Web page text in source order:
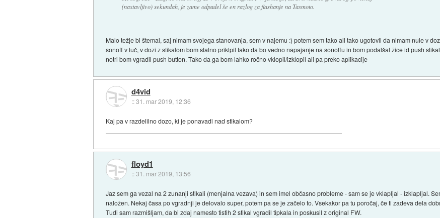
(nastavljivo) sekundah, je zame odpadel še en razlog za flashanje na Tasmoto.
Malo težje bi štemal, saj nimam svojega stanovanja, sem v najemu :) potem sem tako ali tako ugotovil da nimam nule v
sonoff v luč, v dozi z stikalom bom stalno priklpil tako da bo vedno napajanje na sonoffu in bom podalšal žice id push
notri bom vgradil push button. Tako da ga bom lahko ročno vklopil/izklopil ali pa preko aplikacije
d4vid
::31. mar 2019, 12:36
Kaj pa v razdelilno dozo, ki je ponavadi nad stikalom?
floyd1
::31. mar 2019, 13:56
Jaz sem ga vezal na 2 zunanji stikali (menjalna vezava) in sem imel občasno probleme - sam se je vklapljal - izklapljal.
naložen. Nekaj časa po vgradnji je delovalo super, potem pa se je začelo to. Vsekakor pa tu poročaj, če ti zadeva dela
Tudi sam razmišljam, da bi zdaj namesto tistih 2 stikal vgradil tipkala in poskusil z original FW.